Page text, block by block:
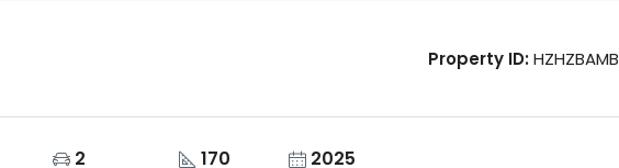
Property ID:HZHZBAMB
2 170 2025